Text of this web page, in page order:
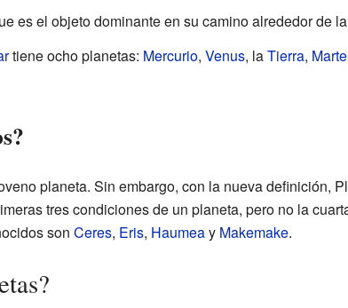
es el objeto dominante en su camino alrededor de
tiene ocho planetas: Mercurio, Venus, laTierra, Marte
planeta. Sin embargo, con la nueva definición,
tres condiciones de un planeta, pero no la
son Ceres, Eris, Haumeay Makemake.